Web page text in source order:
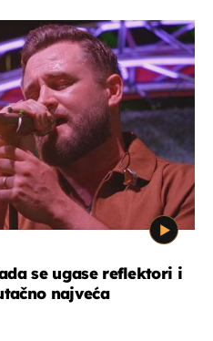
se ugase reflektori i
najveća